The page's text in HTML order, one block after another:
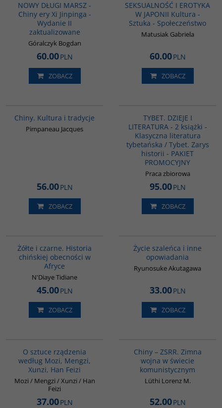
NOWY DŁUGI MARSZ -
Chiny ery Xi Jinpinga -
Wydanie II
zaktualizowane
Góralczyk Bogdan
60.00PLN
ZOBACZ
SEKSUALNOŚĆ I EROTYKA
W JAPONII Kultura -
Sztuka - Społeczeństwo
Matusiak Gabriela
60.00PLN
ZOBACZ
Chiny. Kultura i tradycje
Pimpaneau Jacques
56.00PLN
ZOBACZ
TYBET. DZIEJE I
LITERATURA - 2 książki -
Klasyczna literatura
tybetańska / Tybet. Zarys
historii - PAKIET
PROMOCYJNY
Praca zbiorowa
95.00PLN
ZOBACZ
Żółte i czarne. Historia
chińskiej obecności w
Afryce
N'Diaye Tidiane
45.00PLN
ZOBACZ
Życie szaleńca i inne
opowiadania
Ryunosuke Akutagawa
33.00PLN
ZOBACZ
O sztuce rządzenia
według Mozi, Mengzi,
Xunzi, Han Feizi
Mozi / Mengzi / Xunzi / Han
Feizi
37.00PLN
Chiny – ZSRR. Zimna
wojna w świecie
komunistycznym
Lüthi Lorenz M.
52.00PLN